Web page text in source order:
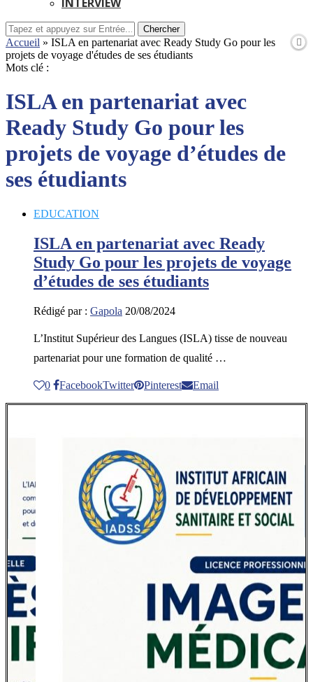
Chercher
Accueil » ISLA en partenariat avec Ready Study Go pour les
projets de voyage d'études de ses étudiants
Mots clé :
ISLA en partenariat avec
Ready Study Go pour les
projets de voyage d’études de
ses étudiants
EDUCATION
ISLA en partenariat avec Ready
Study Go pour les projets de voyage
d’études de ses étudiants
Rédigé par : Gapola 20/08/2024
L’Institut Supérieur des Langues (ISLA) tisse de nouveau
partenariat pour une formation de qualité …
0 FacebookTwitter Pinterest Email